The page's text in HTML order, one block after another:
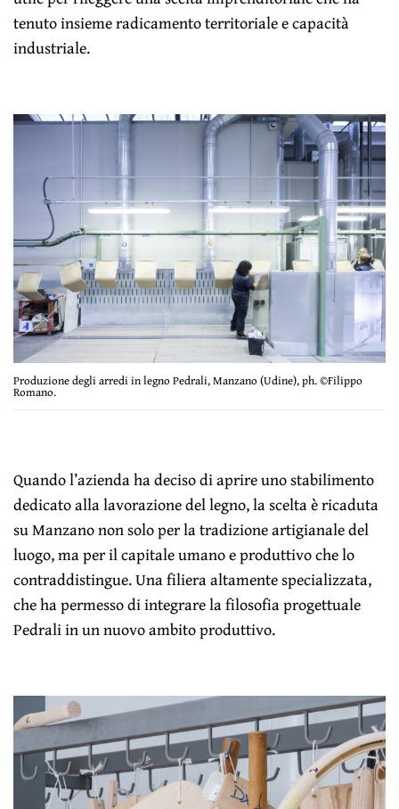
tenuto insieme radicamento territoriale e capacità
industriale.
Produzione degli arredi in legno Pedrali, Manzano (Udine), ph. ©Filippo
Romano.
Quando l’azienda ha deciso di aprire uno stabilimento
dedicato alla lavorazione del legno, la scelta è ricaduta
su Manzano non solo per la tradizione artigianale del
luogo, ma per il capitale umano e produttivo che lo
contraddistingue. Una filiera altamente specializzata,
che ha permesso di integrare la filosofia progettuale
Pedrali in un nuovo ambito produttivo.